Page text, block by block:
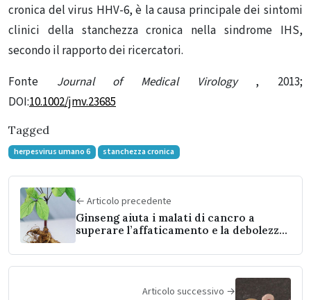
cronica del virus HHV-6, è la causa principale dei sintomi
clinici della stanchezza cronica nella sindrome IHS,
secondo il rapporto dei ricercatori.
Fonte Journal of Medical Virology, 2013;
DOI:10.1002/jmv.23685
Tagged
herpesvirus umano 6 stanchezza cronica
← Articolo precedente
Ginseng aiuta i malati di cancro a
superare l’affaticamento e la debolezza
Articolo successivo →